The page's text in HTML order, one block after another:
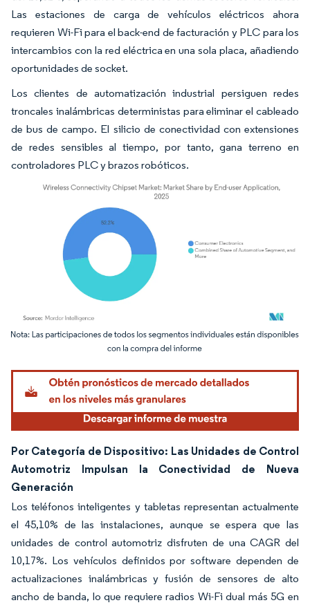
Las estaciones de carga de vehículos eléctricos ahora
requieren Wi-Fi para el back-end de facturación y PLC para los
intercambios con la red eléctrica en una sola placa, añadiendo
oportunidades de socket.
Los clientes de automatización industrial persiguen redes
troncales inalámbricas deterministas para eliminar el cableado
de bus de campo. El silicio de conectividad con extensiones
de redes sensibles al tiempo, por tanto, gana terreno en
controladores PLC y brazos robóticos.
Imagen © Mordor Intelligence. El uso requiere atribución según CC BY 4.0.
Por Categoría de Dispositivo: Las Unidades de Control
Automotriz Impulsan la Conectividad de Nueva
Generación
Los teléfonos inteligentes y tabletas representan actualmente
el 45,10% de las instalaciones, aunque se espera que las
unidades de control automotriz disfruten de una CAGR del
10,17%. Los vehículos definidos por software dependen de
actualizaciones inalámbricas y fusión de sensores de alto
ancho de banda, lo que requiere radios Wi-Fi dual más 5G en